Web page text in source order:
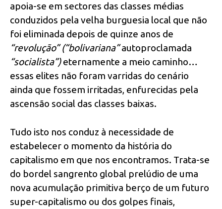
apoia-se em sectores das classes médias
conduzidos pela velha burguesia local que não
foi eliminada depois de quinze anos de
“revolução” (“bolivariana”autoproclamada
“socialista”)eternamente a meio caminho…
essas elites não foram varridas do cenário
ainda que fossem irritadas, enfurecidas pela
ascensão social das classes baixas.
Tudo isto nos conduz à necessidade de
estabelecer o momento da história do
capitalismo em que nos encontramos. Trata-se
do bordel sangrento global prelúdio de uma
nova acumulação primitiva berço de um futuro
super-capitalismo ou dos golpes finais,